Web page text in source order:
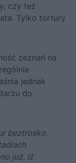
czy też
Tylko tortury
zeznań na
jednak
do
beztrosko.
już, iż